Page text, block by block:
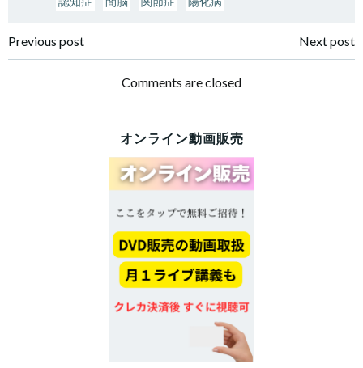
投
Previous post
稿
ビ
ゲ
ー
シ
ョ
ン
Next post
Comments are closed
オンライン動画販売